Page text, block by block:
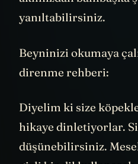
yanıltabilirsiniz.
Beyninizi okumaya
direnme rehberi:
Diyelim ki size
hikaye dinletiyorlar.
düşünebilirsiniz.